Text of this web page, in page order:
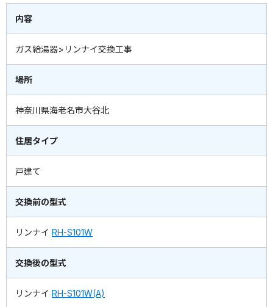
内容
ガス給湯器>リンナイ交換工事
場所
神奈川県海老名市大谷北
住居タイプ
戸建て
交換前の型式
リンナイ RH-S101W
交換後の型式
リンナイ RH-S101W(A)